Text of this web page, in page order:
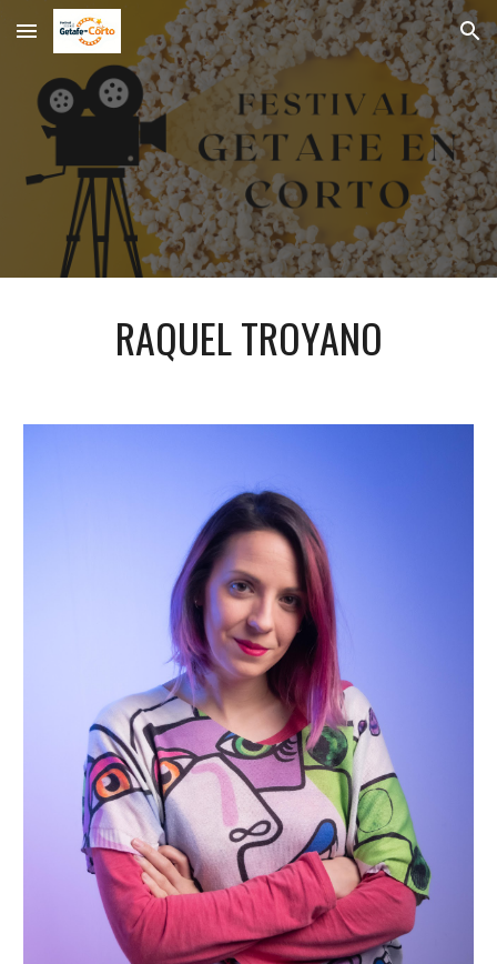
Skip to main content Skip to navigation
RAQUEL TROYANO